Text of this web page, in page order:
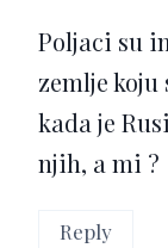
Poljaci su
zemlje koju
kada je
njih, a mi ?
Reply